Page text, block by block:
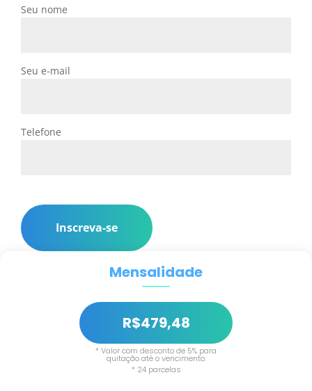
Seu nome
Seu e-mail
Telefone
Inscreva-se
Mensalidade
R$479,48
* Valor com desconto de 5% para
quitação até o vencimento.
* 24 parcelas